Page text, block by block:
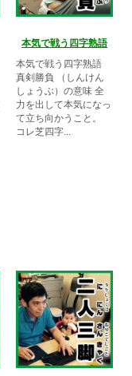
本気で戦う四字熟語
本気で戦う四字熟語
真剣勝負 （しんけん
しょうぶ）の意味 全
力を出して本気になっ
て立ち向かうこと。
コレ芝四字...